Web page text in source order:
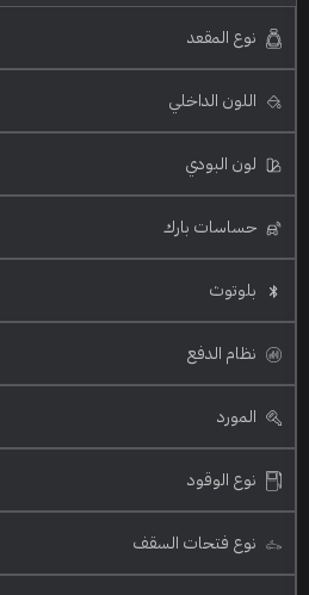
نوع المقعد
اللون الداخلي
لون البودي
حساسات بارك
بلوتوث
نظام الدفع
المورد
نوع الوقود
نوع فتحات السقف